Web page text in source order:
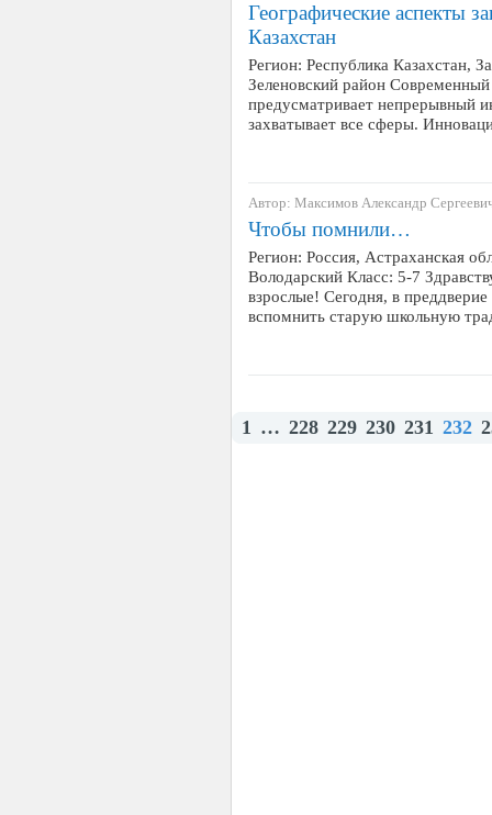
Географические аспекты
Казахстан
Регион: Республика Казахстан,
Зеленовский район Современный
предусматривает непрерывный
захватывает все сферы.
Автор: Максимов Александр
Чтобы помнили…
Регион: Россия, Астраханская
Володарский Класс: 5-7
взрослые! Сегодня, в
вспомнить старую школьную
1 … 228 229 230 231 232